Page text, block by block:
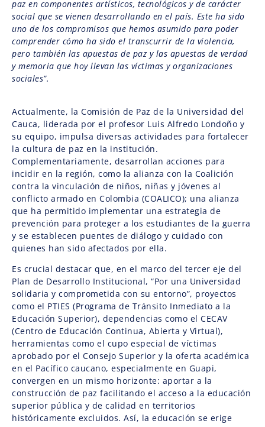
paz en componentes artísticos, tecnológicos y de carácter
social que se vienen desarrollando en el país. Este ha sido
uno de los compromisos que hemos asumido para poder
comprender cómo ha sido el transcurrir de la violencia,
pero también las apuestas de paz y las apuestas de verdad
y memoria que hoy llevan las víctimas y organizaciones
sociales”.
Actualmente, la Comisión de Paz de la Universidad del
Cauca, liderada por el profesor Luis Alfredo Londoño y
su equipo, impulsa diversas actividades para fortalecer
la cultura de paz en la institución.
Complementariamente, desarrollan acciones para
incidir en la región, como la alianza con la Coalición
contra la vinculación de niños, niñas y jóvenes al
conflicto armado en Colombia (COALICO); una alianza
que ha permitido implementar una estrategia de
prevención para proteger a los estudiantes de la guerra
y se establecen puentes de diálogo y cuidado con
quienes han sido afectados por ella.
Es crucial destacar que, en el marco del tercer eje del
Plan de Desarrollo Institucional, “Por una Universidad
solidaria y comprometida con su entorno”, proyectos
como el PTIES (Programa de Tránsito Inmediato a la
Educación Superior), dependencias como el CECAV
(Centro de Educación Continua, Abierta y Virtual),
herramientas como el cupo especial de víctimas
aprobado por el Consejo Superior y la oferta académica
en el Pacífico caucano, especialmente en Guapi,
convergen en un mismo horizonte: aportar a la
construcción de paz facilitando el acceso a la educación
superior pública y de calidad en territorios
históricamente excluidos. Así, la educación se erige